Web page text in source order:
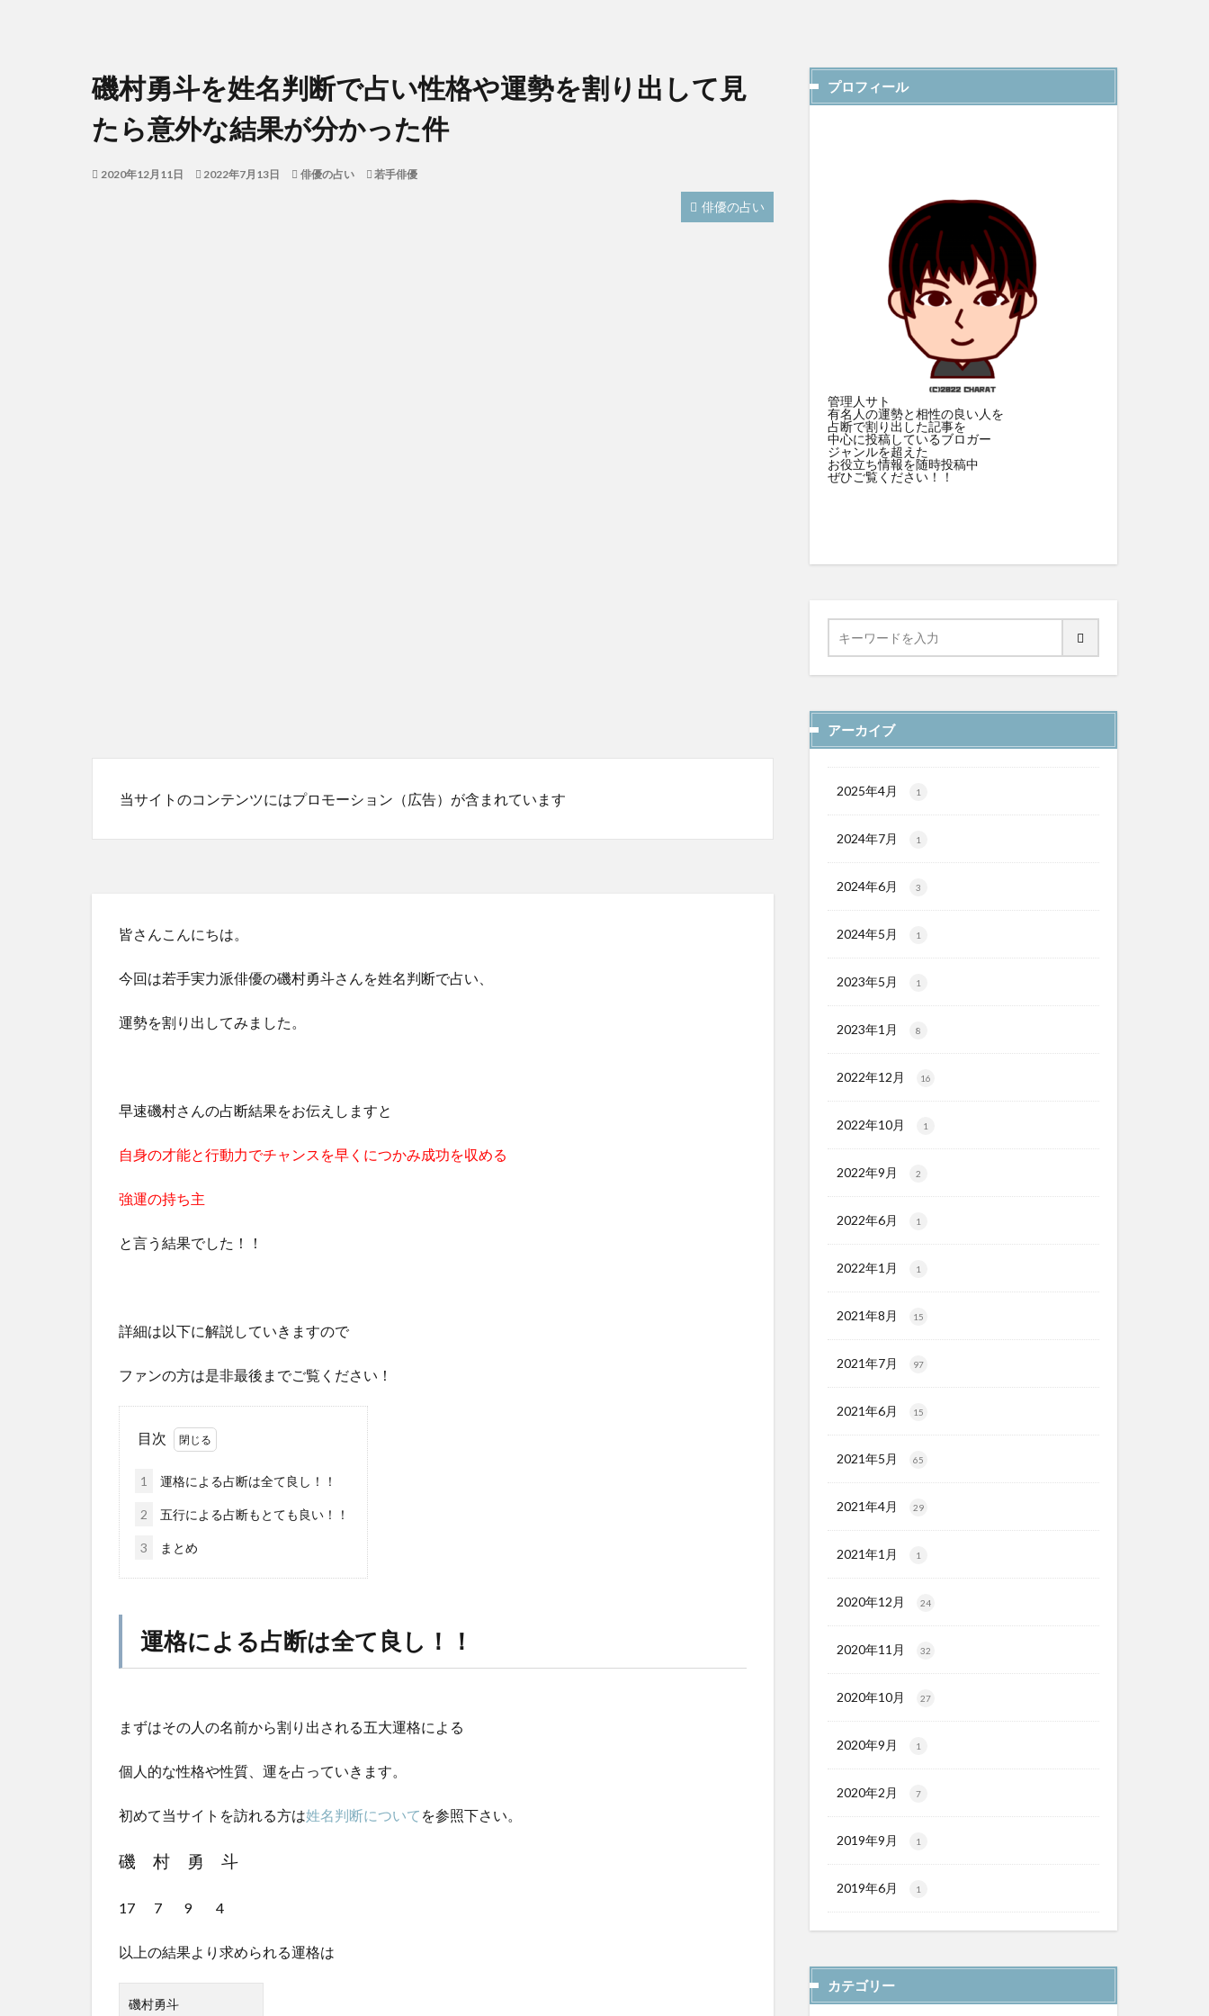
磯村勇斗を姓名判断で占い性格や運勢を割り出して見
たら意外な結果が分かった件
2020年12月11日 2022年7月13日 俳優の占い 若手俳優
俳優の占い
当サイトのコンテンツにはプロモーション（広告）が含まれています
皆さんこんにちは。
今回は若手実力派俳優の磯村勇斗さんを姓名判断で占い、
運勢を割り出してみました。
早速磯村さんの占断結果をお伝えしますと
自身の才能と行動力でチャンスを早くにつかみ成功を収める
強運の持ち主
と言う結果でした！！
詳細は以下に解説していきますので
ファンの方は是非最後までご覧ください！
目次
1 運格による占断は全て良し！！
2 五行による占断もとても良い！！
3 まとめ
運格による占断は全て良し！！
まずはその人の名前から割り出される五大運格による
個人的な性格や性質、運を占っていきます。
初めて当サイトを訪れる方は姓名判断について を参照下さい。
磯 村 勇 斗
17 7 9 4
以上の結果より求められる運格は
磯村勇斗
プロフィール
管理人サト
有名人の運勢と相性の良い人を
占断で割り出した記事を
中心に投稿しているブロガー
ジャンルを超えた
お役立ち情報を随時投稿中
ぜひご覧ください！！
アーカイブ
2025年4月 1
2024年7月 1
2024年6月 3
2024年5月 1
2023年5月 1
2023年1月 8
2022年12月 16
2022年10月 1
2022年9月 2
2022年6月 1
2022年1月 1
2021年8月 15
2021年7月 97
2021年6月 15
2021年5月 65
2021年4月 29
2021年1月 1
2020年12月 24
2020年11月 32
2020年10月 27
2020年9月 1
2020年2月 7
2019年9月 1
2019年6月 1
カテゴリー